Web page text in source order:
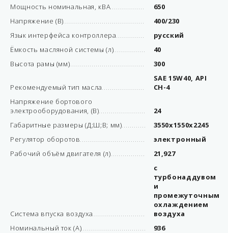
Мощность номинальная, кВА
650
Напряжение (В)
400/230
Язык интерфейса контроллера
русский
Ёмкость масляной системы (л)
40
Высота рамы (мм)
300
Рекомендуемый тип масла
SAE 15W40, API
CH-4
Напряжение бортового
электрооборудования, (В)
24
Габаритные размеры (Д;Ш;В; мм)
3550х1550х2245
Регулятор оборотов
электронный
Рабочий объём двигателя (л)
21,927
Система впуска воздуха
с
турбонаддувом
и
промежуточным
охлаждением
воздуха
Номинальный ток (А)
936